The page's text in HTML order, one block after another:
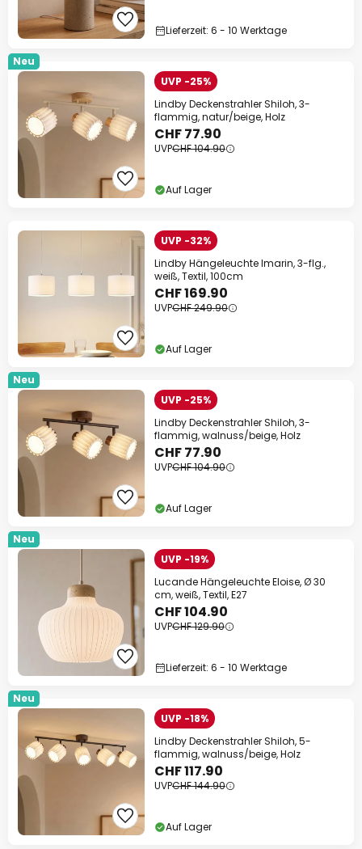
Lieferzeit: 6 - 10 Werktage
Neu
UVP -25%
Lindby Deckenstrahler Shiloh, 3-
flammig, natur/beige, Holz
CHF 77.90
UVPCHF 104.90
Auf Lager
UVP -32%
Lindby Hängeleuchte Imarin, 3-flg.,
weiß, Textil, 100cm
CHF 169.90
UVPCHF 249.90
Auf Lager
Neu
UVP -25%
Lindby Deckenstrahler Shiloh, 3-
flammig, walnuss/beige, Holz
CHF 77.90
UVPCHF 104.90
Auf Lager
Neu
UVP -19%
Lucande Hängeleuchte Eloise, Ø 30
cm, weiß, Textil, E27
CHF 104.90
UVPCHF 129.90
Lieferzeit: 6 - 10 Werktage
Neu
UVP -18%
Lindby Deckenstrahler Shiloh, 5-
flammig, walnuss/beige, Holz
CHF 117.90
UVPCHF 144.90
Auf Lager